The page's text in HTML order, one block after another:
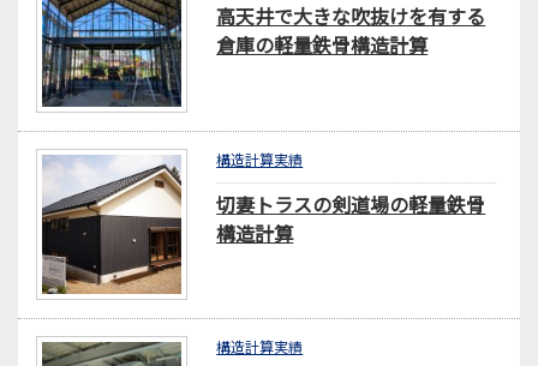
高天井で大きな吹抜けを有する
倉庫の軽量鉄骨構造計算
構造計算実績
切妻トラスの剣道場の軽量鉄骨
構造計算
構造計算実績